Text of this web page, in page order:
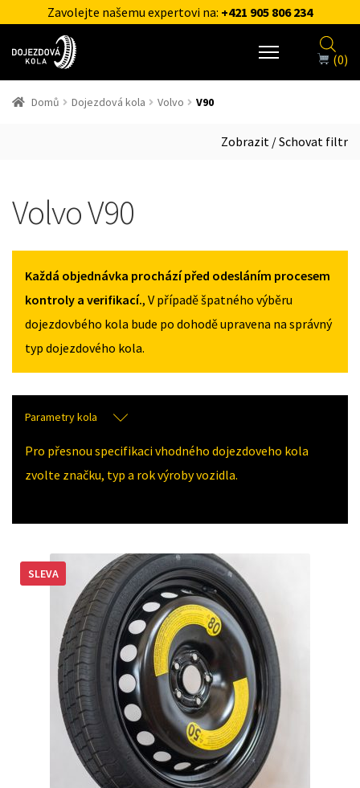
Zavolejte našemu expertovi na: +421 905 806 234
(0)
Domů Dojezdová kola Volvo V90
Zobrazit / Schovat filtr
Volvo V90
Každá objednávka prochází před odesláním procesem
kontroly a verifikací., V případě špatného výběru
dojezdovbého kola bude po dohodě upravena na správný
typ dojezdového kola.
Parametry kola
Pro přesnou specifikaci vhodného dojezdoveho kola
zvolte značku, typ a rok výroby vozidla.
SLEVA